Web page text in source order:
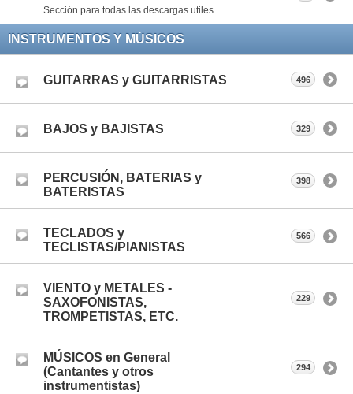
Sección para todas las descargas utiles.
INSTRUMENTOS Y MÚSICOS
GUITARRAS y GUITARRISTAS 496
BAJOS y BAJISTAS 329
PERCUSIÓN, BATERIAS y
BATERISTAS
398
TECLADOS y
TECLISTAS/PIANISTAS
566
VIENTO y METALES -
SAXOFONISTAS,
TROMPETISTAS, ETC.
229
MÚSICOS en General
(Cantantes y otros
instrumentistas)
294